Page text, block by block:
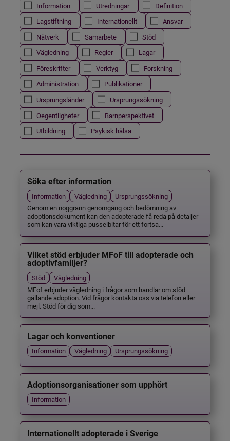
Information Utredningar
Definition
Lagstiftning
Internationellt
Ansvar
Nätverk
Samarbete
Stöd
Vägledning
Regler
Lagar
Föreskrifter
Verktyg
Forskning
Administration
Publikationer
Ursprungsländer
Ursprungssökning
Oegentligheter
Barnperspektivet
Utbildning
Psykisk hälsa
Söka efter information
Information Vägledning
Ursprungssökning
Genom en noggrann genomgång och bedömning av
adoptionsdokument kan den adopterade få reda på detaljer
som kan vara viktiga pusselbitar för ett fortsa...
Vilket stöd erbjuder MFoF till adopterade och
adoptivfamiljer?
Stöd
Vägledning
MFof erbjuder vägledning i frågor som handlar om stöd
gällande adoption. Vid frågor kontakta oss via telefon eller
mejl. Stöd för dig som...
Lagar och konventioner
Information Vägledning Ursprungssökning
Adoptionsorganisationer som upphört
Information
Internationellt adopterade i Sverige